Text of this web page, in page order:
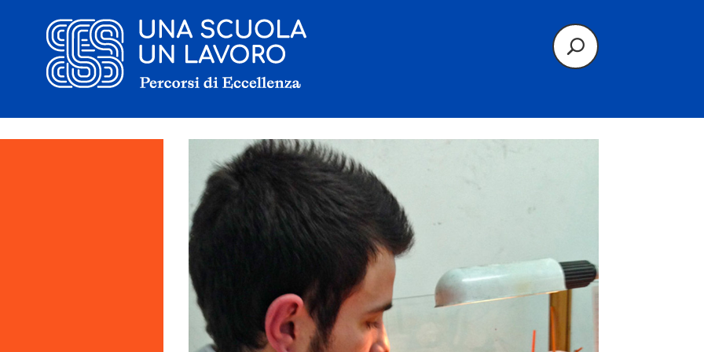
Il progetto
La candidatura
I tirocinanti
Le borse di studio
Sostenitori